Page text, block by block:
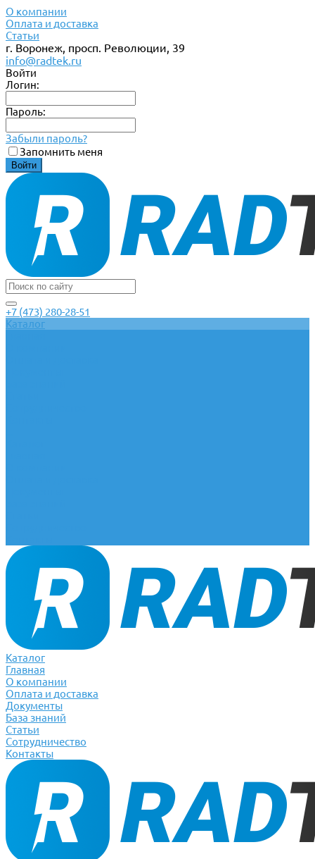
О компании
Оплата и доставка
Статьи
г. Воронеж, просп. Революции, 39
info@radtek.ru
Войти
Логин:
Пароль:
Забыли пароль?
Запомнить меня
+7 (473) 280-28-51
Каталог
Каталог
Главная
О компании
Оплата и доставка
Документы
База знаний
Статьи
Сотрудничество
Контакты